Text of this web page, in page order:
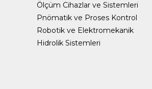
Ölçüm Cihazlar ve Sistemleri
Pnömatik ve Proses Kontrol
Robotik ve Elektromekanik
Hidrolik Sistemleri